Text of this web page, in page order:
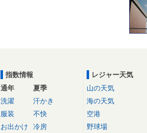
指数情報
通年
洗濯
服装
お出かけ
夏季
汗かき
不快
冷房
レジャー天気
山の天気
海の天気
空港
野球場